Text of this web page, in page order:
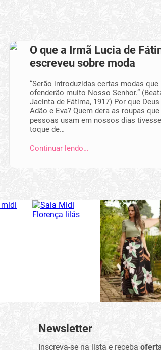
O que a Irmã Lucia de
escreveu sobre moda
“Serão introduzidas certas modas que
ofenderão muito Nosso Senhor.”
Jacinta de Fátima, 1917) Por que
Adão e Eva? Quem dera as roupas que
pessoas usam em nossos dias
toque de…
Continuar lendo…
Newsletter
Inscreva-se na lista e receba